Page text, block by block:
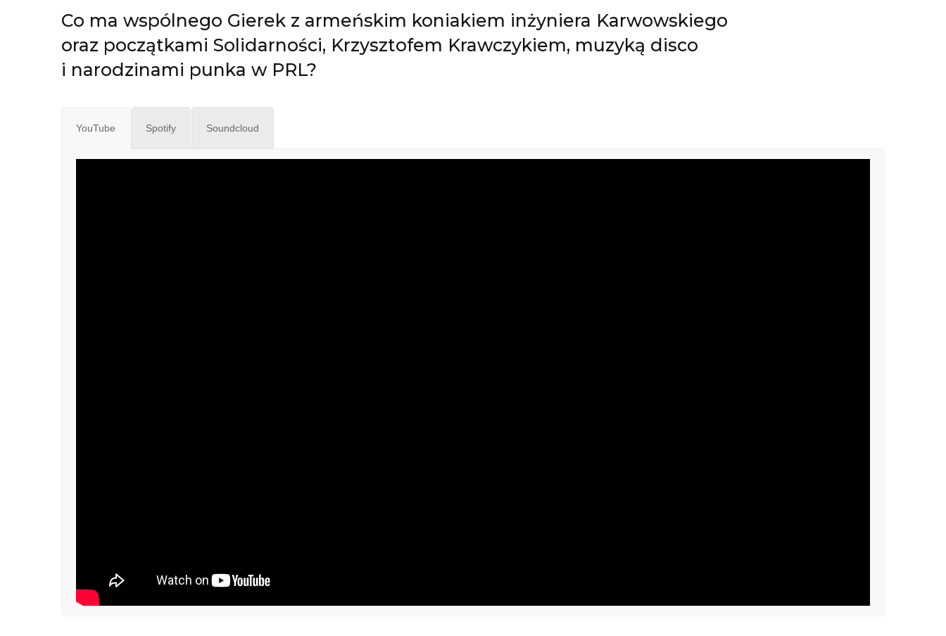
Co ma wspólnego Gierek z armeńskim koniakiem inżyniera Karwowskiego
oraz początkami Solidarności, Krzysztofem Krawczykiem, muzyką disco
i narodzinami punka w PRL?
YouTube Spotify Soundcloud